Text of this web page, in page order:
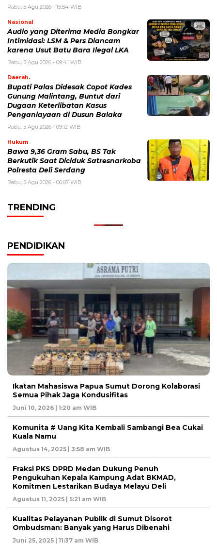
Rabu, 5 Agu 2026 - 15:54 WIB
Nasional
Audio yang Diterima Media Bongkar
Intimidasi: LSM & Pers Diancam
karena Usut Batu Bara Ilegal LKA
Rabu, 5 Agu 2026 - 09:41 WIB
Daerah.
Bupati Palas Didesak Copot Kades
Gunung Malintang, Buntut dari
Dugaan Keterlibatan Kasus
Penganiayaan di Dusun Balaka
Rabu, 5 Agu 2026 - 09:12 WIB
Hukum
Bawa 9,36 Gram Sabu, BS Tak
Berkutik Saat Diciduk Satresnarkoba
Polresta Deli Serdang
Rabu, 5 Agu 2026 - 06:07 WIB
TRENDING
PENDIDIKAN
Ikatan Mahasiswa Papua Sumut Dorong Kolaborasi
Semua Pihak Jaga Kondusifitas
Juni 10, 2026 | 1:20 am WIB
Komunita # Uang Kita Kembali Sambangi Bea Cukai
Kuala Namu
Agustus 14, 2025 | 3:58 am WIB
Fraksi PKS DPRD Medan Dukung Penuh
Pengukuhan Kepala Kampung Adat BKMAD,
Komitmen Lestarikan Budaya Melayu Deli
Agustus 11, 2025 | 5:21 am WIB
Kualitas Pelayanan Publik di Sumut Disorot
Ombudsman: Banyak yang Harus Dibenahi
Juni 25, 2025 | 11:37 am WIB